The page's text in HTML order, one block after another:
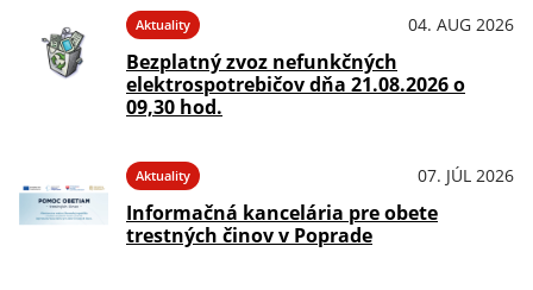
Aktuality 04. AUG 2026
Bezplatný zvoz nefunkčných
elektrospotrebičov dňa 21.08.2026 o
09,30 hod.
Aktuality 07. JÚL 2026
Informačná kancelária pre obete
trestných činov v Poprade